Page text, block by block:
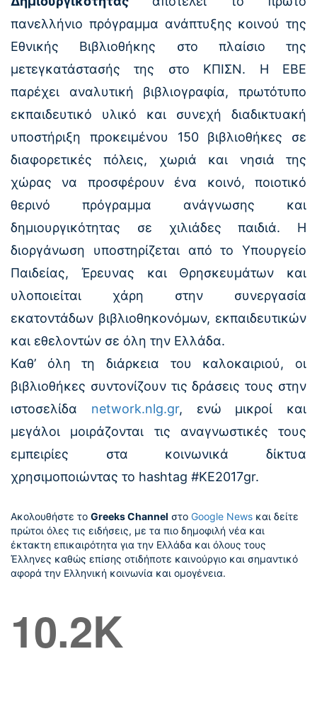
πανελλήνιο πρόγραμμα ανάπτυξης κοινού της
Εθνικής Βιβλιοθήκης στο πλαίσιο της
μετεγκατάστασής της στο ΚΠΙΣΝ. H ΕΒΕ
παρέχει αναλυτική βιβλιογραφία, πρωτότυπο
εκπαιδευτικό υλικό και συνεχή διαδικτυακή
υποστήριξη προκειμένου 150 βιβλιοθήκες σε
διαφορετικές πόλεις, χωριά και νησιά της
χώρας να προσφέρουν ένα κοινό, ποιοτικό
θερινό πρόγραμμα ανάγνωσης και
δημιουργικότητας σε χιλιάδες παιδιά. Η
διοργάνωση υποστηρίζεται από το Υπουργείο
Παιδείας, Έρευνας και Θρησκευμάτων και
υλοποιείται χάρη στην συνεργασία
εκατοντάδων βιβλιοθηκονόμων, εκπαιδευτικών
και εθελοντών σε όλη την Ελλάδα.
Καθ’ όλη τη διάρκεια του καλοκαιριού, οι
βιβλιοθήκες συντονίζουν τις δράσεις τους στην
ιστοσελίδα network.nlg.gr, ενώ μικροί και
μεγάλοι μοιράζονται τις αναγνωστικές τους
εμπειρίες στα κοινωνικά δίκτυα
χρησιμοποιώντας το hashtag #ΚΕ2017gr.
Ακολουθήστε το Greeks Channel στο Google News και δείτε
πρώτοι όλες τις ειδήσεις, με τα πιο δημοφιλή νέα και
έκτακτη επικαιρότητα για την Ελλάδα και όλους τους
Έλληνες καθώς επίσης οτιδήποτε καινούργιο και σημαντικό
αφορά την Ελληνική κοινωνία και ομογένεια.
10.2K